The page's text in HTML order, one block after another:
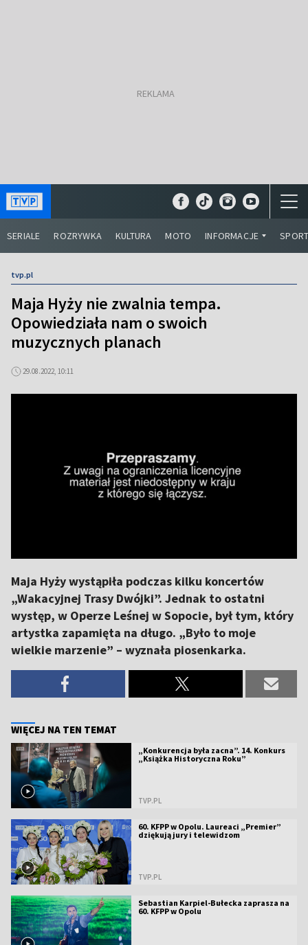
SERIALE ROZRYWKA KULTURA MOTO INFORMACJE
tvp.pl
Maja Hyży nie zwalnia tempa.
Opowiedziała nam o swoich
muzycznych planach
29.08.2022, 10:11
Maja Hyży wystąpiła podczas kilku koncertów
„Wakacyjnej Trasy Dwójki”. Jednak to ostatni
występ, w Operze Leśnej w Sopocie, był tym, który
artystka zapamięta na długo. „Było to moje
wielkie marzenie” – wyznała piosenkarka.
WIĘCEJ NA TEN TEMAT
„Konkurencja była zacna”. 14. Konkurs
„Książka Historyczna Roku”
TVP.PL
60. KFPP w Opolu. Laureaci „Premier”
dziękują jury i telewidzom
TVP.PL
Sebastian Karpiel-Bułecka zaprasza na
60. KFPP w Opolu